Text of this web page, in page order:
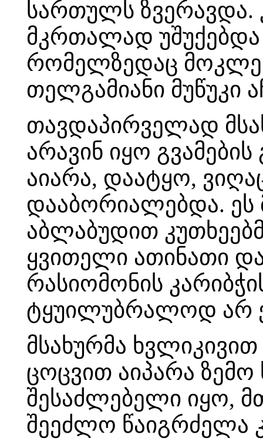
სართულს ზვერავდა.
მკრთალად
რომელზედაც მოკლე
თელგამიანი მუწუკი
თავდაპირველად
არავინ იყო
აიარა, დაატყო,
დააბორიალებდა. ეს
აბლაბუდით
ყვითელი ათინათი
რასიომონის
ტყუილუბრალოდ არ
მსახურმა
ცოცვით აიპარა
შესაძლებელი იყო,
შეეძლო წაიგრძელა